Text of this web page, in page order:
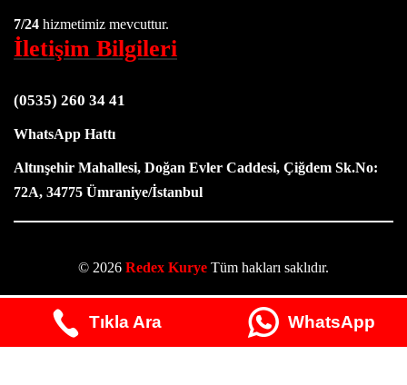
7/24 hizmetimiz mevcuttur.
İletişim Bilgileri
(0535) 260 34 41
WhatsApp Hattı
Altınşehir Mahallesi, Doğan Evler Caddesi, Çiğdem Sk.No:
72A, 34775 Ümraniye/İstanbul
© 2026 Redex Kurye Tüm hakları saklıdır.
Neve|WordPress
ile güçlendirilmiştir
Tıkla Ara WhatsApp